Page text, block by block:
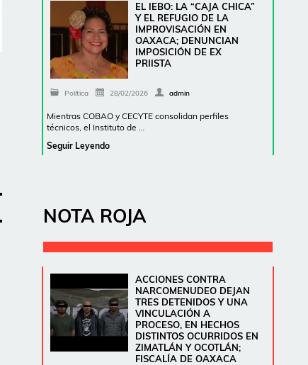
EL IEBO: LA “CAJA CHICA”
Y EL REFUGIO DE LA
IMPROVISACIÓN EN
OAXACA; DENUNCIAN
IMPOSICIÓN DE EX
PRIISTA
Política 28/02/2026 admin
Mientras COBAO y CECYTE consolidan perfiles
técnicos, el Instituto de …
Seguir Leyendo
NOTA ROJA
ACCIONES CONTRA
NARCOMENUDEO DEJAN
TRES DETENIDOS Y UNA
VINCULACIÓN A
PROCESO, EN HECHOS
DISTINTOS OCURRIDOS EN
ZIMATLÁN Y OCOTLÁN;
FISCALÍA DE OAXACA